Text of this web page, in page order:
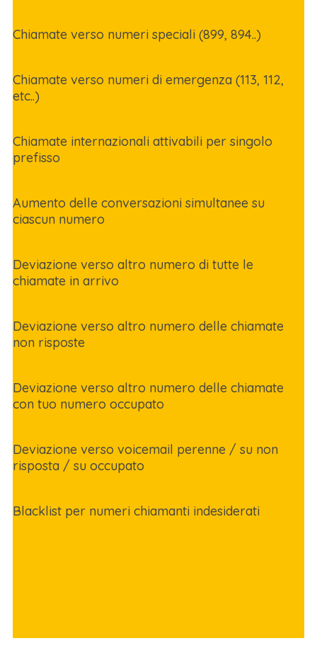
Chiamate verso numeri speciali (899, 894..)
Chiamate verso numeri di emergenza (113, 112,
etc..)
Chiamate internazionali attivabili per singolo
prefisso
Aumento delle conversazioni simultanee su
ciascun numero
Deviazione verso altro numero di tutte le
chiamate in arrivo
Deviazione verso altro numero delle chiamate
non risposte
Deviazione verso altro numero delle chiamate
con tuo numero occupato
Deviazione verso voicemail perenne / su non
risposta / su occupato
Blacklist per numeri chiamanti indesiderati